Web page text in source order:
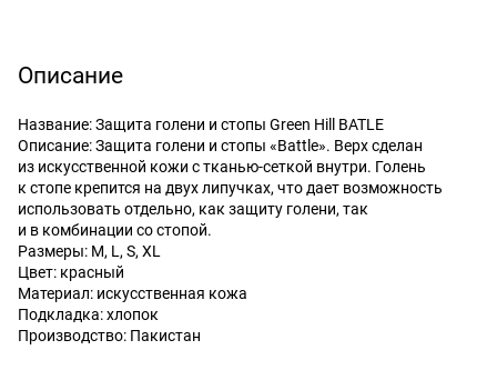
Описание
Название: Защита голени и стопы Green Hill BATLE
Описание: Защита голени и стопы «Battle». Верх сделан
из искусственной кожи с тканью-сеткой внутри. Голень
к стопе крепится на двух липучках, что дает возможность
использовать отдельно, как защиту голени, так
и в комбинации со стопой.
Размеры: M, L, S, XL
Цвет: красный
Материал: искусственная кожа
Подкладка: хлопок
Производство: Пакистан